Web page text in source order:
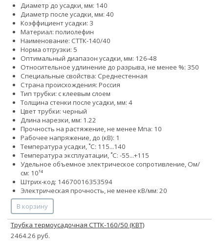
Диаметр до усадки, мм: 140
Диаметр после усадки, мм: 40
Коэффициент усадки: 3
Материал: полиолефин
Наименование: СТТК-140/40
Норма отгрузки: 5
Оптимальный диапазон усадки, мм: 126-48
Относительное удлинение до разрыва, не менее %: 350
Специальные свойства: Среднестенная
Страна происхождения: Россия
Тип трубки: с клеевым слоем
Толщина стенки после усадки, мм: 4
Цвет трубки: черный
Длина нарезки, мм: 1.22
Прочность на растяжение, не менее Мпа: 10
Рабочее напряжение, до (кВ): 1
Температура усадки, ˚С: 115...140
Температура эксплуатации, ˚С: -55...+115
Удельное объемное электрическое сопротивление, Ом/
см: 10¹⁴
Штрих-код: 14670016353594
Электрическая прочность, не менее кВ/мм: 20
В корзину
Трубка термоусадочная СТТК-160/50 (КВТ)
2464.26 руб.